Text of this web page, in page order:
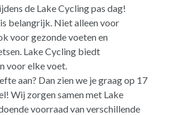
de Lake Cycling pas dag!
belangrijk. Niet alleen voor
voor gezonde voeten en
Lake Cycling biedt
voor elke voet.
aan? Dan zien we je graag op 17
Wij zorgen samen met Lake
voorraad van verschillende